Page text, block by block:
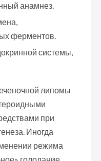
анамнез.
ферментов.
системы,
липомы
при
Иногда
режима